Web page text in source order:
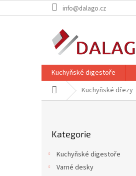
na
info@dalago.cz
Kuchyňské digestoře
Domů Kuchyňské dřezy
kategorie
Kategorie
Kuchyňské digestoře
Varné desky